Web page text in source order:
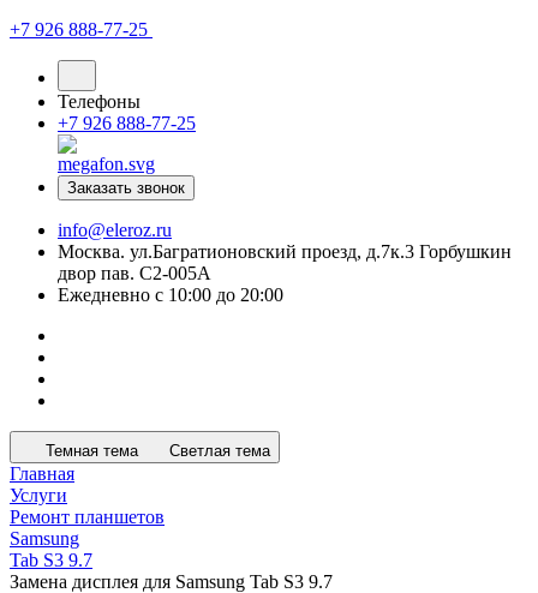
+7 926 888-77-25
Телефоны
+7 926 888-77-25
Заказать звонок
info@eleroz.ru
Москва. ул.Багратионовский проезд, д.7к.3 Горбушкин
двор пав. C2-005A
Ежедневно с 10:00 до 20:00
Темная тема Светлая тема
Главная
Услуги
Ремонт планшетов
Samsung
Tab S3 9.7
Замена дисплея для Samsung Tab S3 9.7